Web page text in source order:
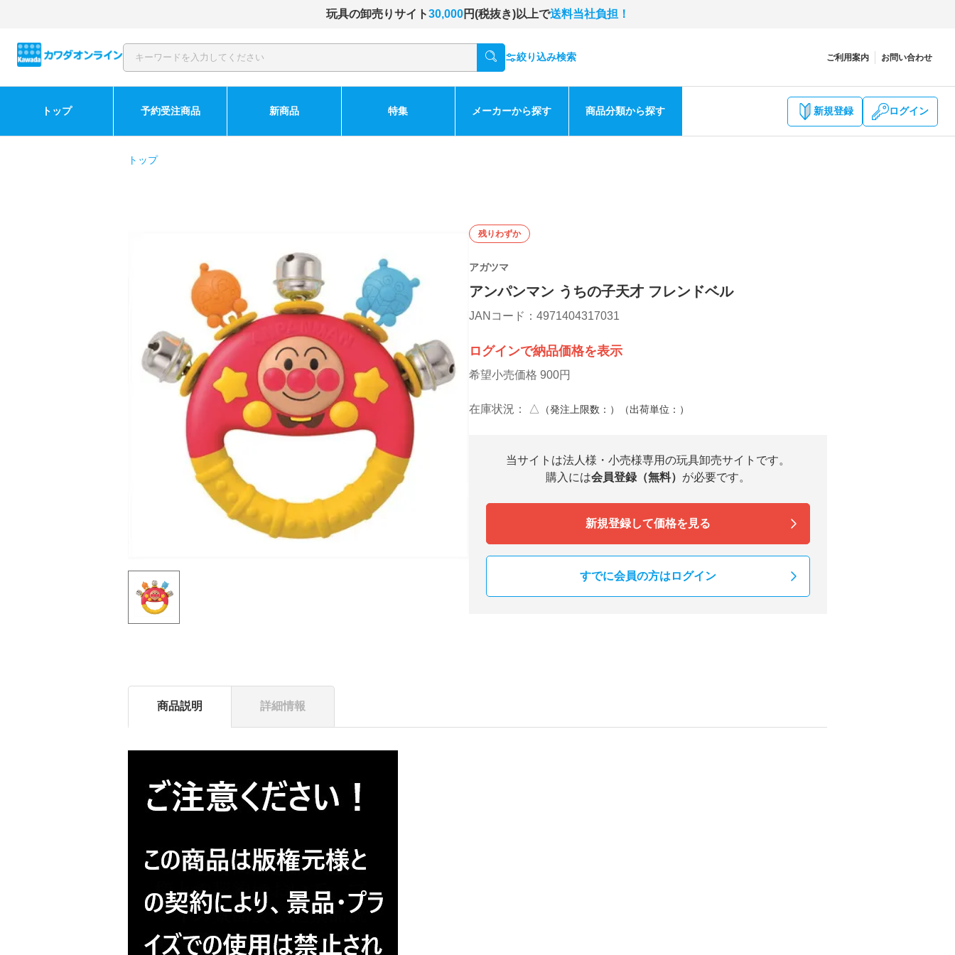
玩具の卸売りサイト30,000円(税抜き)以上で送料当社負担！
絞り込み検索 ご利用案内 お問い合わせ
トップ 予約受注商品 新商品 特集 メーカーから探す 商品分類から探す 新規登録 ログイン
トップ
残りわずか
アガツマ
アンパンマン うちの子天才 フレンドベル
JANコード：4971404317031
ログインで納品価格を表示
希望小売価格 900円
在庫状況： △ （発注上限数：）（出荷単位：）
当サイトは法人様・小売様専用の玩具卸売サイトです。
購入には会員登録（無料） が必要です。
新規登録して価格を見る
すでに会員の方はログイン
商品説明 詳細情報